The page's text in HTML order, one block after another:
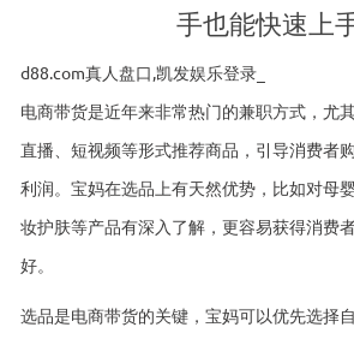
手也能快速上
d88.com真人盘口,凯发娱乐登录_
电商带货是近年来非常热门的兼职方式，尤
直播、短视频等形式推荐商品，引导消费者
利润。宝妈在选品上有天然优势，比如对母
妆护肤等产品有深入了解，更容易获得消费
好。
选品是电商带货的关键，宝妈可以优先选择